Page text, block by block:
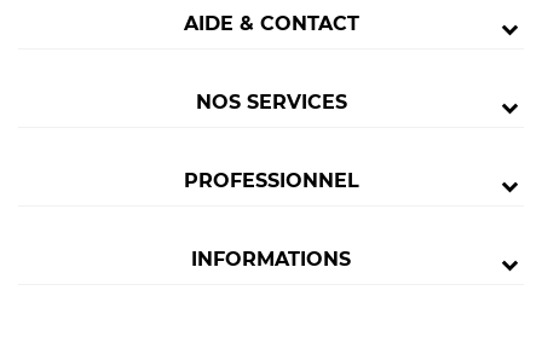
AIDE & CONTACT
NOS SERVICES
PROFESSIONNEL
INFORMATIONS